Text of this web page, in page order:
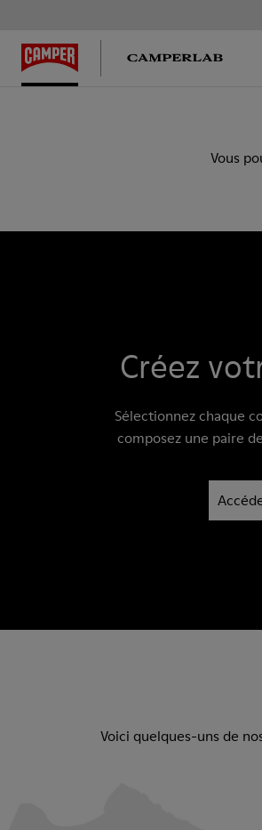
Vous
Créez
Sélectionnez chaque
composez une paire
Voici quelques-uns de